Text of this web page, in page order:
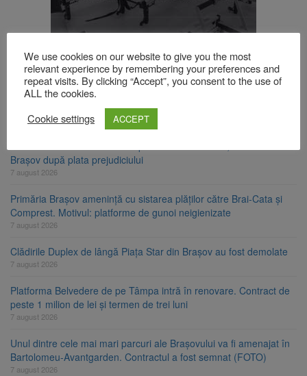
TOP ȘTIRI
Trafic blocat pe DN1E Brașov – Poiana Brașov după un accident.
Două persoane primesc îngrijiri medicale
7 august 2026
Brașov după plata prejudiciului
7 august 2026
Primăria Brașov amenință cu sistarea plăților către Brai-Cata și
Comprest. Motivul: platforme de gunoi neigienizate
7 august 2026
Clădirile Duplex de lângă Piața Star din Brașov au fost demolate
7 august 2026
Platforma Belvedere de pe Tâmpa intră în renovare. Contract de
peste 1 milion de lei și termen de trei luni
7 august 2026
Unul dintre cele mai mari parcuri ale Brașovului va fi amenajat în
Bartolomeu-Avantgarden. Contractul a fost semnat (FOTO)
7 august 2026
We use cookies on our website to give you the most
relevant experience by remembering your preferences and
repeat visits. By clicking “Accept”, you consent to the use of
ALL the cookies.
Cookie settings
ACCEPT